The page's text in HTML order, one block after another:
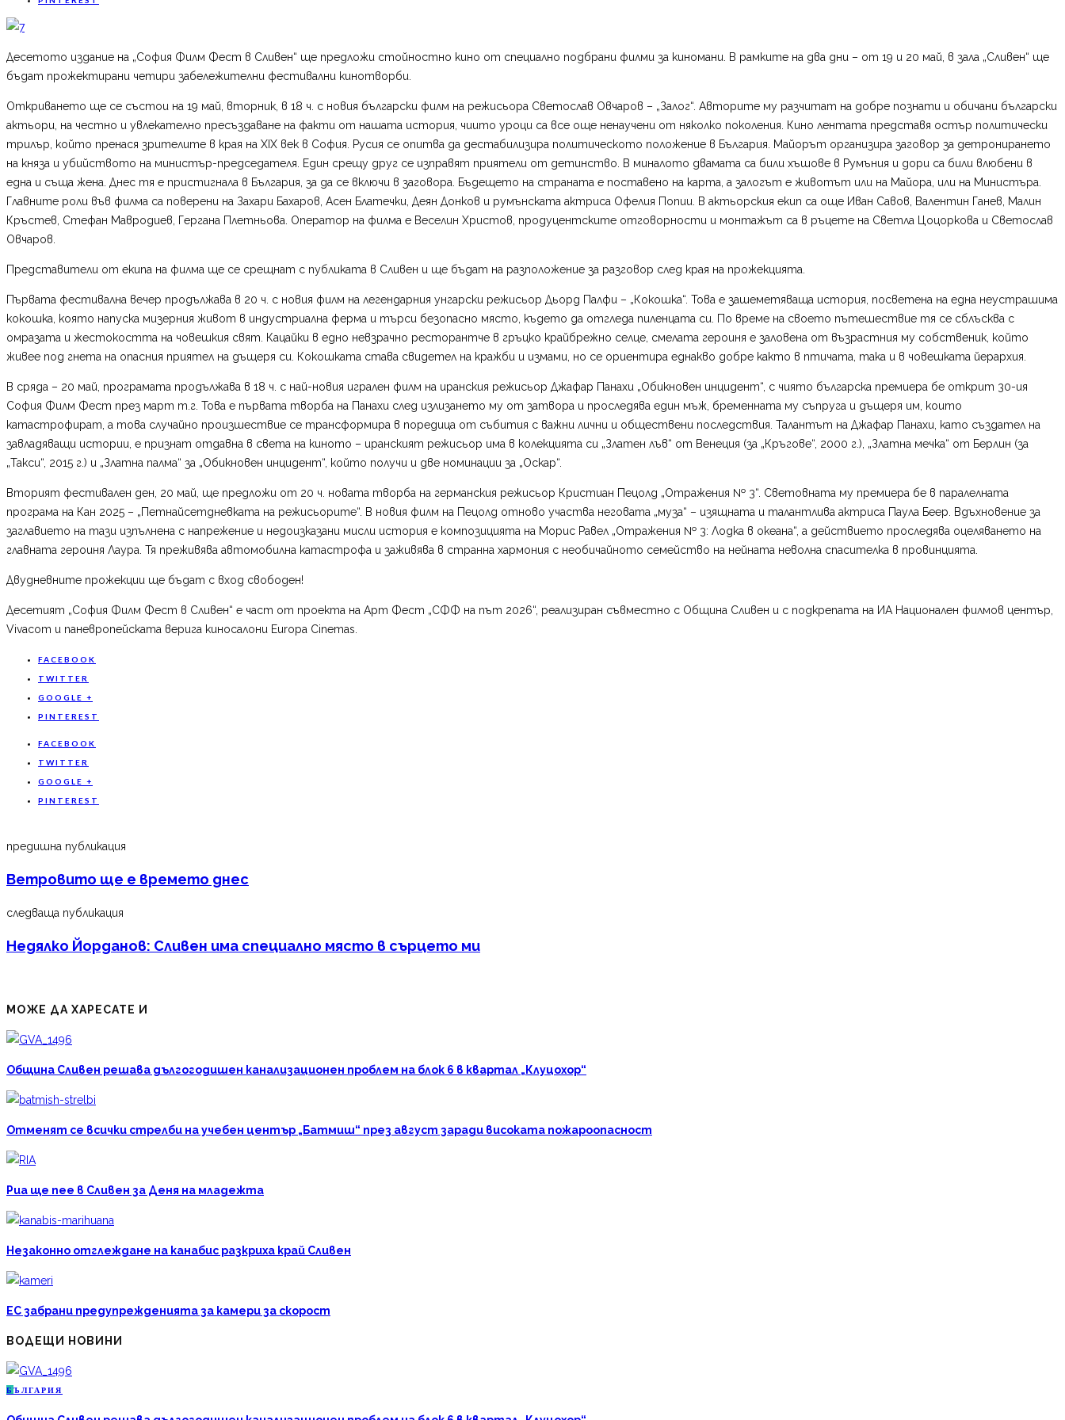
Десетото издание на „София Филм Фест в Сливен“ ще предложи стойностно кино от специално подбрани филми за киномани. В рамките на два дни – от 19 и 20 май, в зала „Сливен“ ще
бъдат прожектирани четири забележителни фестивални кинотворби.
Откриването ще се състои на 19 май, вторник, в 18 ч. с новия български филм на режисьора Светослав Овчаров – „Залог“. Авторите му разчитат на добре познати и обичани български
актьори, на честно и увлекателно пресъздаване на факти от нашата история, чиито уроци са все още ненаучени от няколко поколения. Кино лентата представя остър политически
трилър, който пренася зрителите в края на XIX век в София. Русия се опитва да дестабилизира политическото положение в България. Майорът организира заговор за детронирането
на княза и убийството на министър-председателя. Един срещу друг се изправят приятели от детинство. В миналото двамата са били хъшове в Румъния и дори са били влюбени в
една и съща жена. Днес тя е пристигнала в България, за да се включи в заговора. Бъдещето на страната е поставено на карта, а залогът е животът или на Майора, или на Министъра.
Главните роли във филма са поверени на Захари Бахаров, Асен Блатечки, Деян Донков и румънската актриса Офелия Попии. В актьорския екип са още Иван Савов, Валентин Ганев, Малин
Кръстев, Стефан Мавродиев, Гергана Плетньова. Оператор на филма е Веселин Христов, продуцентските отговорности и монтажът са в ръцете на Светла Цоцоркова и Светослав
Овчаров.
Представители от екипа на филма ще се срещнат с публиката в Сливен и ще бъдат на разположение за разговор след края на прожекцията.
Първата фестивална вечер продължава в 20 ч. с новия филм на легендарния унгарски режисьор Дьорд Палфи – „Кокошка“. Това е зашеметяваща история, посветена на една неустрашима
кокошка, която напуска мизерния живот в индустриална ферма и търси безопасно място, където да отгледа пиленцата си. По време на своето пътешествие тя се сблъсква с
омразата и жестокостта на човешкия свят. Кацайки в едно невзрачно ресторантче в гръцко крайбрежно селце, смелата героиня е заловена от възрастния му собственик, който
живее под гнета на опасния приятел на дъщеря си. Кокошката става свидетел на кражби и измами, но се ориентира еднакво добре както в птичата, така и в човешката йерархия.
В сряда – 20 май, програмата продължава в 18 ч. с най-новия игрален филм на иранския режисьор Джафар Панахи „Обикновен инцидент“, с чиято българска премиера бе открит 30-ия
София Филм Фест през март т.г. Това е първата творба на Панахи след излизането му от затвора и проследява един мъж, бременната му съпруга и дъщеря им, които
катастрофират, а това случайно произшествие се трансформира в поредица от събития с важни лични и обществени последствия. Талантът на Джафар Панахи, като създател на
завладяващи истории, е признат отдавна в света на киното – иранският режисьор има в колекцията си „Златен лъв“ от Венеция (за „Кръгове“, 2000 г.), „Златна мечка“ от Берлин (за
„Такси“, 2015 г.) и „Златна палма“ за „Обикновен инцидент“, който получи и две номинации за „Оскар“.
Вторият фестивален ден, 20 май, ще предложи от 20 ч. новата творба на германския режисьор Кристиан Пецолд „Отражения № 3“. Световната му премиера бе в паралелната
програма на Кан 2025 – „Петнайсетдневката на режисьорите“. В новия филм на Пецолд отново участва неговата „муза“ – изящната и талантлива актриса Паула Беер. Вдъхновение за
заглавието на тази изпълнена с напрежение и недоизказани мисли история е композицията на Морис Равел „Отражения № 3: Лодка в океана“, а действието проследява оцеляването на
главната героиня Лаура. Тя преживява автомобилна катастрофа и заживява в странна хармония с необичайното семейство на нейната неволна спасителка в провинцията.
Двудневните прожекции ще бъдат с вход свободен!
Десетият „София Филм Фест в Сливен“ е част от проекта на Арт Фест „СФФ на път 2026“, реализиран съвместно с Община Сливен и с подкрепата на ИА Национален филмов център,
Vivacom и паневропейската верига киносалони Europa Cinemas.
FACEBOOK
TWITTER
GOOGLE +
PINTEREST
FACEBOOK
TWITTER
GOOGLE +
PINTEREST
предишна публикация
Ветровито ще е времето днес
следваща публикация
Недялко Йорданов: Сливен има специално място в сърцето ми
МОЖЕ ДА ХАРЕСАТЕ И
Община Сливен решава дългогодишен канализационен проблем на блок 6 в квартал „Клуцохор“
Отменят се всички стрелби на учебен център „Батмиш“ през август заради високата пожароопасност
Риа ще пее в Сливен за Деня на младежта
Незаконно отглеждане на канабис разкриха край Сливен
ЕС забрани предупрежденията за камери за скорост
ВОДЕЩИ НОВИНИ
Б ЪЛГАРИЯ